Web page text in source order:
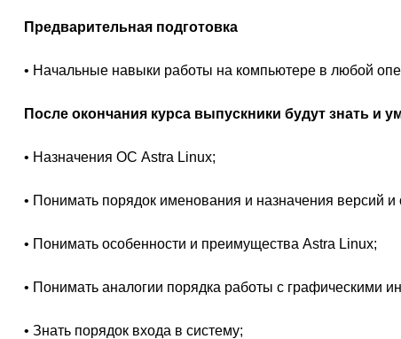
Предварительная подготовка
• Начальные навыки работы на компьютере в любой
После окончания курса выпускники будут знать и
• Назначения ОС Astra Linux;
• Понимать порядок именования и назначения версий
• Понимать особенности и преимущества Astra Linux;
• Понимать аналогии порядка работы с графическими
• Знать порядок входа в систему;